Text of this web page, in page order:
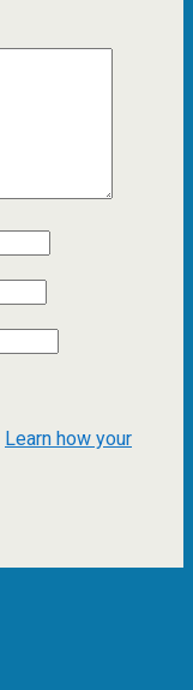
Learn how your